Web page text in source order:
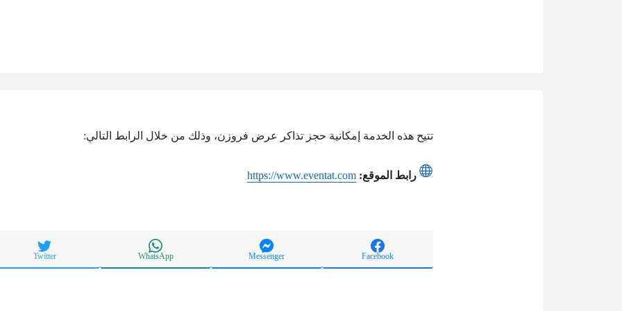
تتيح هذه الخدمة إمكانية حجز تذاكر عرض فروزن، وذلك من خلال الرابط التالي:
رابط الموقع: https://www.eventat.com
Facebook
Messenger
WhatsApp
Twitter